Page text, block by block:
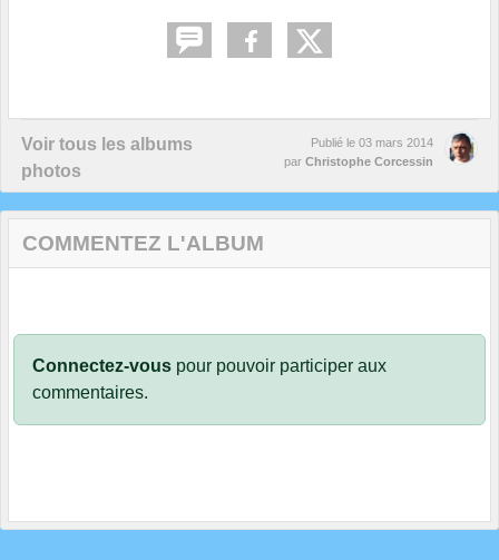
Voir tous les albums
photos
Publié le 03 mars 2014
par Christophe Corcessin
COMMENTEZ L'ALBUM
Connectez-vous pour pouvoir participer aux
commentaires.